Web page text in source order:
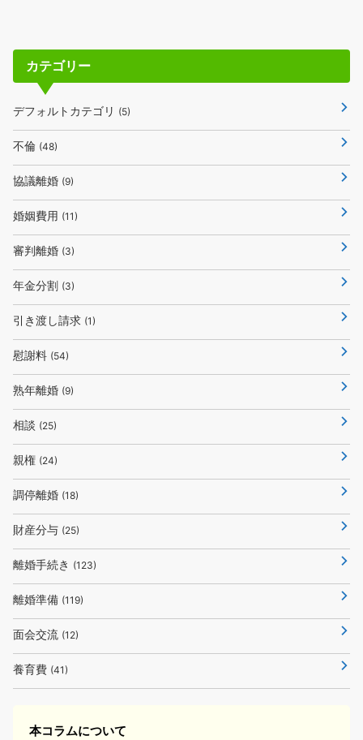
カテゴリー
デフォルトカテゴリ (5)
不倫 (48)
協議離婚 (9)
婚姻費用 (11)
審判離婚 (3)
年金分割 (3)
引き渡し請求 (1)
慰謝料 (54)
熟年離婚 (9)
相談 (25)
親権 (24)
調停離婚 (18)
財産分与 (25)
離婚手続き (123)
離婚準備 (119)
面会交流 (12)
養育費 (41)
本コラムについて